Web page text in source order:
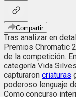
Compartir
Tras analizar en
Premios Chromatic
de la competición.
categoría Vida
capturaron criaturas
poderoso lenguaje
Como concurso